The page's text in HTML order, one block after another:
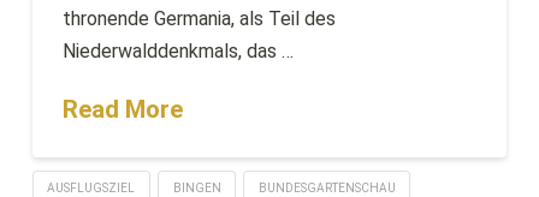
thronende Germania, als Teil des
Niederwalddenkmals, das …
Read More
AUSFLUGSZIEL BINGEN BUNDESGARTENSCHAU